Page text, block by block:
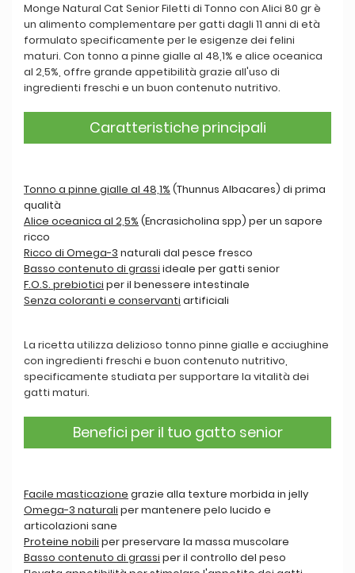
Monge Natural Cat Senior Filetti di Tonno con Alici 80 gr è
un alimento complementare per gatti dagli 11 anni di età
formulato specificamente per le esigenze dei felini
maturi. Con tonno a pinne gialle al 48,1% e alice oceanica
al 2,5%, offre grande appetibilità grazie all'uso di
ingredienti freschi e un buon contenuto nutritivo.
Caratteristiche principali
Tonno a pinne gialle al 48,1% (Thunnus Albacares) di prima
qualità
Alice oceanica al 2,5% (Encrasicholina spp) per un sapore
ricco
Ricco di Omega-3 naturali dal pesce fresco
Basso contenuto di grassi ideale per gatti senior
F.O.S. prebiotici per il benessere intestinale
Senza coloranti e conservanti artificiali
La ricetta utilizza delizioso tonno pinne gialle e acciughine
con ingredienti freschi e buon contenuto nutritivo,
specificamente studiata per supportare la vitalità dei
gatti maturi.
Benefici per il tuo gatto senior
Facile masticazione grazie alla texture morbida in jelly
Omega-3 naturali per mantenere pelo lucido e
articolazioni sane
Proteine nobili per preservare la massa muscolare
Basso contenuto di grassi per il controllo del peso